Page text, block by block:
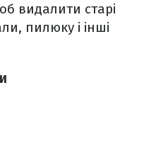
видалити старі
пилюку і інші